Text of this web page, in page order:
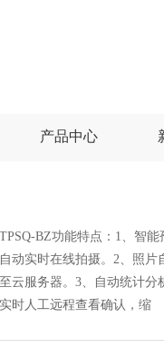
产品中心
BZ功能特点：1、智
动实时在线拍摄。2、照
云服务器。3、自动统计
时人工远程查看确认，缩